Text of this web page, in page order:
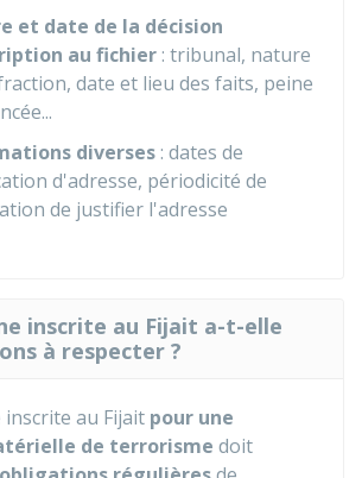
et date de la décision
au fichier : tribunal, nature
date et lieu des faits, peine
diverses : dates de
d'adresse, périodicité de
de justifier l'adresse
inscrite au Fijait a-t-elle
à respecter ?
au Fijait pour une
de terrorisme doit